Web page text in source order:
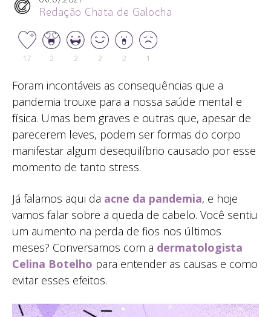
Redação Chata de Galocha
17 2 2 2 2 1
Foram incontáveis as consequências que a
pandemia trouxe para a nossa saúde mental e
física. Umas bem graves e outras que, apesar de
parecerem leves, podem ser formas do corpo
manifestar algum desequilíbrio causado por esse
momento de tanto stress.
Já falamos aqui da acne da pandemia, e hoje
vamos falar sobre a queda de cabelo. Você sentiu
um aumento na perda de fios nos últimos
meses? Conversamos com a dermatologista
Celina Botelho para entender as causas e como
evitar esses efeitos.